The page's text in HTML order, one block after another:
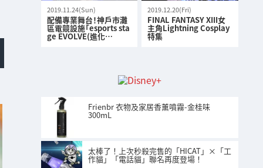
2019.11.24(Sun)
配備專業舞台！神戶市灘
區電競設施「esports sta
ge EVOLVE(進化…
2019.12.20(Fri)
FINAL FANTASY XIII女
主角Lightning Cosplay
特集
Frienbr 衣物及家居香薰噴霧-金桂味
300mL
太棒了！上次秒殺完售的「HICAT」×「工
作貓」「電話貓」聯名再度登場！